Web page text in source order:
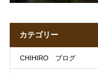
カテゴリー
CHIHIRO ブログ